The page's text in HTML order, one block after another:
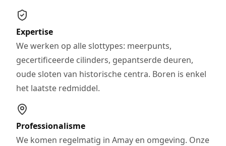
Expertise
We werken op alle slottypes: meerpunts,
gecertificeerde cilinders, gepantserde deuren,
oude sloten van historische centra. Boren is enkel
het laatste redmiddel.
Professionalisme
We komen regelmatig in Amay en omgeving. Onze